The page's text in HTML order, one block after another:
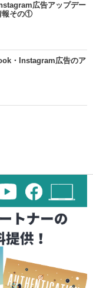
広告アップデー
報その①
・Instagram広告のア